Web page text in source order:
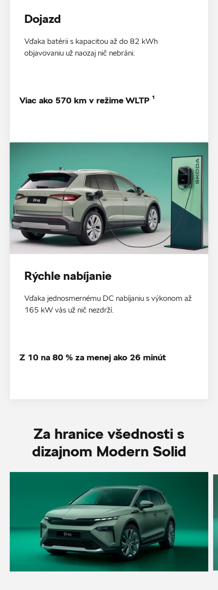
Dojazd
Vďaka batérii s kapacitou až do 82 kWh
objavovaniu už naozaj nič nebráni.
Viac ako 570 km v režime WLTP ¹
Rýchle nabíjanie
Vďaka jednosmernému DC nabíjaniu s výkonom až
165 kW vás už nič nezdrží.
Z 10 na 80 % za menej ako 26 minút
Za hranice všednosti s
dizajnom Modern Solid